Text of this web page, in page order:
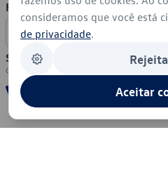
Formas de Pagamento
Segurança
consideramos que você está
de privacidade.
Aceitar